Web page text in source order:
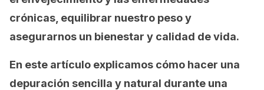
crónicas, equilibrar nuestro peso y
asegurarnos un bienestar y calidad de vida.
En este artículo explicamos cómo hacer una
depuración sencilla y natural durante una